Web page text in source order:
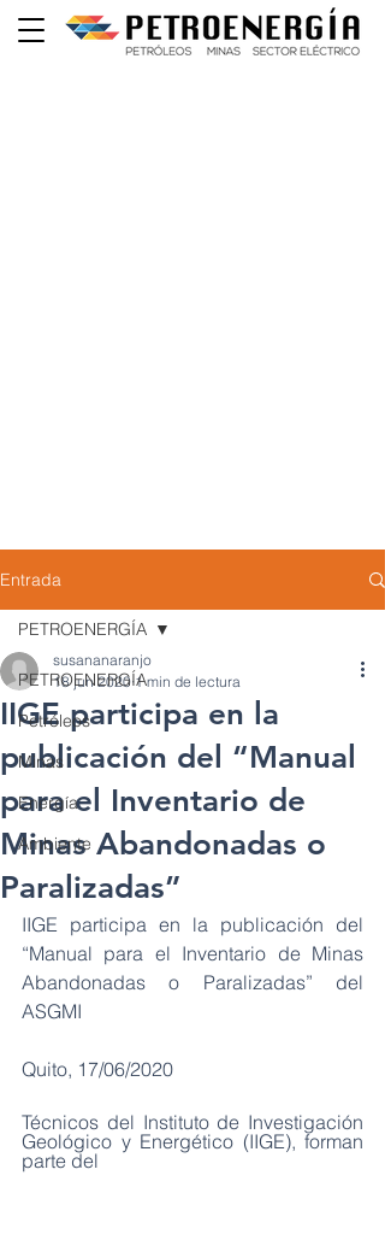
Entrada
PETROENERGÍA
Petróleos
Minas
Energía
Ambiente
PETROENERGÍA
IIGE participa en la
publicación del “Manual
para el Inventario de
Minas Abandonadas o
Paralizadas”
susananaranjo
18 jun 2020 1 min de lectura
IIGE participa en la publicación del
“Manual para el Inventario de Minas
Abandonadas o Paralizadas” del
ASGMI
Quito, 17/06/2020
Técnicos del Instituto de Investigación
Geológico y Energético (IIGE), forman
parte del